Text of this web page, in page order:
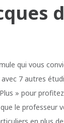
qui vous
7 autres
» pour
le professeur